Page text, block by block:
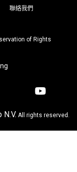
聯絡我們
of Rights
All rights reserved.